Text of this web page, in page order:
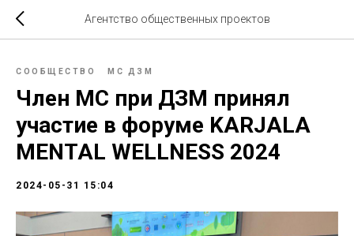
Агентство общественных проектов
СООБЩЕСТВО МС ДЗМ
Член МС при ДЗМ принял
участие в форуме KARJALA
MENTAL WELLNESS 2024
2024-05-31 15:04